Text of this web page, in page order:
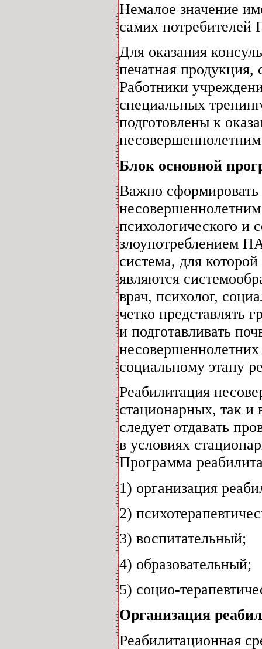
Немалое значение
самих
Для оказания
печатная
Работники
специальных
подготовлены к
Блок основной
Важно
психологического и
злоупотреблением
система, для
являются
врач, психолог,
четко представлять
и подготавливать
социальному этапу
Реабилитация
стационарных, так и
следует отдавать
в условиях
Программа
1) организация
2)
3) воспитательный;
4) образовательный;
5) социо-
Организация
Реабилитационная